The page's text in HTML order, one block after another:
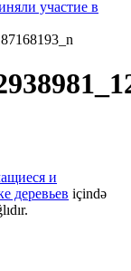
участие в
и
деревьев içində